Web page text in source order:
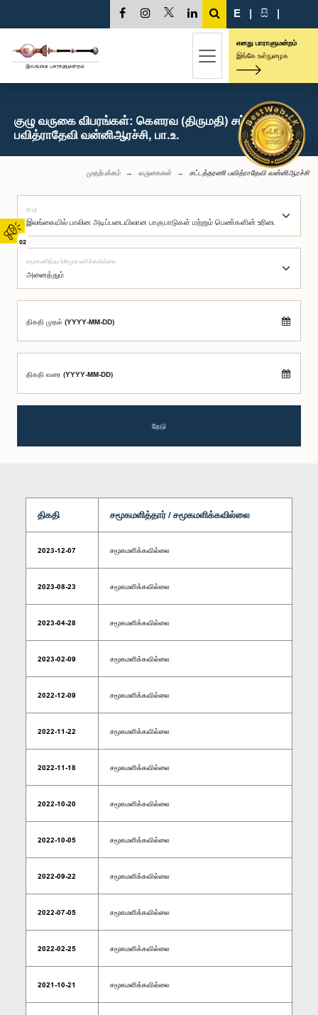
02
E | සි |
எனது பாராளுமன்றம்
இங்கே உள்நுழைக
குழு வருகை விபரங்கள்: கௌரவ (திருமதி) சட்டத்தரணி
பவித்ராதேவி வன்னிஆரச்சி, பா.உ.
முதற்பக்கம் வருகைகள் சட்டத்தரணி பவித்ராதேவி வன்னிஆரச்சி
குழு
சமூகமளித்தார்/சமூகமளிக்கவில்லை
திகதி முதல் (YYYY-MM-DD)
திகதி வரை (YYYY-MM-DD)
தேடு
திகதி சமூகமளித்தார் / சமூகமளிக்கவில்லை
2023-12-07 சமூகமளிக்கவில்லை
2023-08-23 சமூகமளிக்கவில்லை
2023-04-28 சமூகமளிக்கவில்லை
2023-02-09 சமூகமளிக்கவில்லை
2022-12-09 சமூகமளிக்கவில்லை
2022-11-22 சமூகமளிக்கவில்லை
2022-11-18 சமூகமளிக்கவில்லை
2022-10-20 சமூகமளிக்கவில்லை
2022-10-05 சமூகமளிக்கவில்லை
2022-09-22 சமூகமளிக்கவில்லை
2022-07-05 சமூகமளிக்கவில்லை
2022-02-25 சமூகமளிக்கவில்லை
2021-10-21 சமூகமளிக்கவில்லை